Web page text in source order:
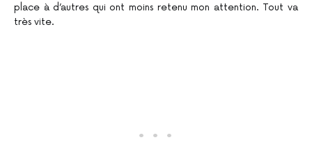
place à d’autres qui ont moins retenu mon attention. Tout va
très vite.